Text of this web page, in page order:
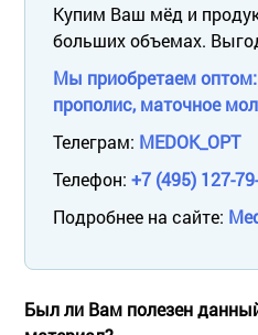
Купим Ваш мёд и
больших объемах.
Мы приобретаем оптом:
прополис, маточное
Телеграм: MEDOK_OPT
Телефон: +7 (495) 127-
Подробнее на сайте:
Был ли Вам полезен